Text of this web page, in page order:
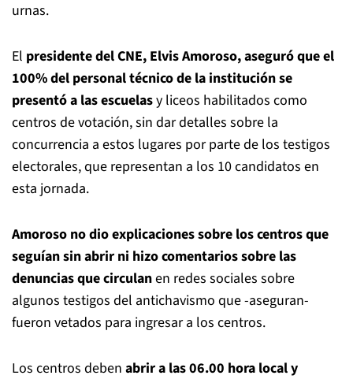
urnas.
El presidente del CNE, Elvis Amoroso, aseguró que el
100% del personal técnico de la institución se
presentó a las escuelasy liceos habilitados como
centros de votación, sin dar detalles sobre la
concurrencia a estos lugares por parte de los testigos
electorales, que representan a los 10 candidatos en
esta jornada.
Amoroso no dio explicaciones sobre los centros que
seguían sin abrir ni hizo comentarios sobre las
denuncias que circulanen redes sociales sobre
algunos testigos del antichavismo que -aseguran-
fueron vetados para ingresar a los centros.
Los centros deben abrir a las 06.00 hora local y